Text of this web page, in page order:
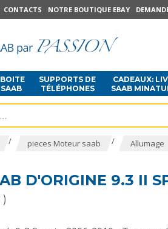
CONTACTS NOTRE BOUTIQUE EBAY
SUPPORTS DE
TÉLÉPHONES
CADEAUX:
SAAB
/ pieces Moteur saab / Allumage
D'ORIGINE 9.3 II